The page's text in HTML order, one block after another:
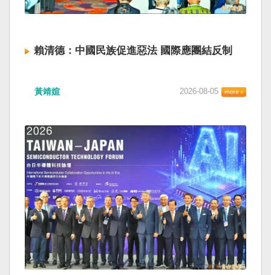
賴清德：中國民族促進惡法 國際應團結反制
黃靖媗 2026-08-05